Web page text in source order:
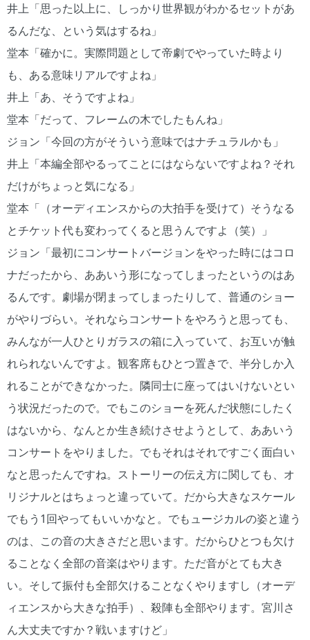
井上「思った以上に、しっかり世界観がわかるセットがあ
るんだな、という気はするね」
堂本「確かに。実際問題として帝劇でやっていた時より
も、ある意味リアルですよね」
井上「あ、そうですよね」
堂本「だって、フレームの木でしたもんね」
ジョン「今回の方がそういう意味ではナチュラルかも」
井上「本編全部やるってことにはならないですよね？それ
だけがちょっと気になる」
堂本「（オーディエンスからの大拍手を受けて）そうなる
とチケット代も変わってくると思うんですよ（笑）」
ジョン「最初にコンサートバージョンをやった時にはコロ
ナだったから、ああいう形になってしまったというのはあ
るんです。劇場が閉まってしまったりして、普通のショー
がやりづらい。それならコンサートをやろうと思っても、
みんなが一人ひとりガラスの箱に入っていて、お互いが触
れられないんですよ。観客席もひとつ置きで、半分しか入
れることができなかった。隣同士に座ってはいけないとい
う状況だったので。でもこのショーを死んだ状態にしたく
はないから、なんとか生き続けさせようとして、ああいう
コンサートをやりました。でもそれはそれですごく面白い
なと思ったんですね。ストーリーの伝え方に関しても、オ
リジナルとはちょっと違っていて。だから大きなスケール
でもう1回やってもいいかなと。でもュージカルの姿と違う
のは、この音の大きさだと思います。だからひとつも欠け
ることなく全部の音楽はやります。ただ音がとても大き
い。そして振付も全部欠けることなくやりますし（オーデ
ィエンスから大きな拍手）、殺陣も全部やります。宮川さ
ん大丈夫ですか？戦いますけど」